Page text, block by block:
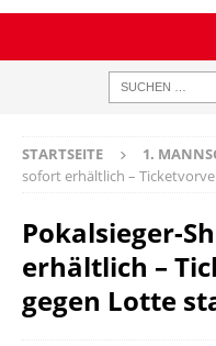
STARTSEITE 1.
sofort erhältlich –
Pokalsieger-
erhältlich –
gegen Lotte